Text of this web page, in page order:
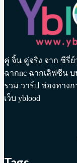
คู่ จิ้น คู่จริง จาก ซีรี่
ฉากnc ฉากเลิฟซีน
รวม วาร์ป ช่องทาง
เว็บ yblood